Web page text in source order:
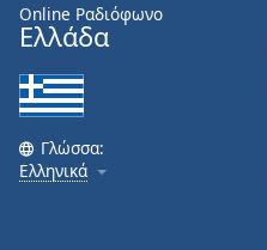
Beginning
dialog
window.
Escape
will
Online Ραδιόφωνο
Ελλάδα
Γλώσσα:
Ελληνικά